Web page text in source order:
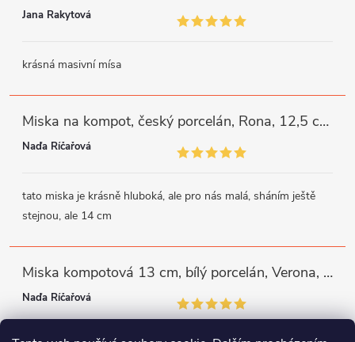
Jana Rakytová
krásná masivní mísa
Miska na kompot, český porcelán, Rona, 12,5 cm, bílý, G. Benedikt
Naďa Říčařová
tato miska je krásně hluboká, ale pro nás malá, sháním ještě
stejnou, ale 14 cm
Miska kompotová 13 cm, bílý porcelán, Verona, G. Benedikt
Naďa Říčařová